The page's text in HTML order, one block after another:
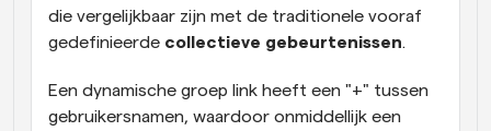
Webhooks
die vergelijkbaar zijn met de traditionele vooraf
gedefinieerde collectieve gebeurtenissen.
Een dynamische groep link heeft een "+" tussen
gebruikersnamen, waardoor onmiddellijk een